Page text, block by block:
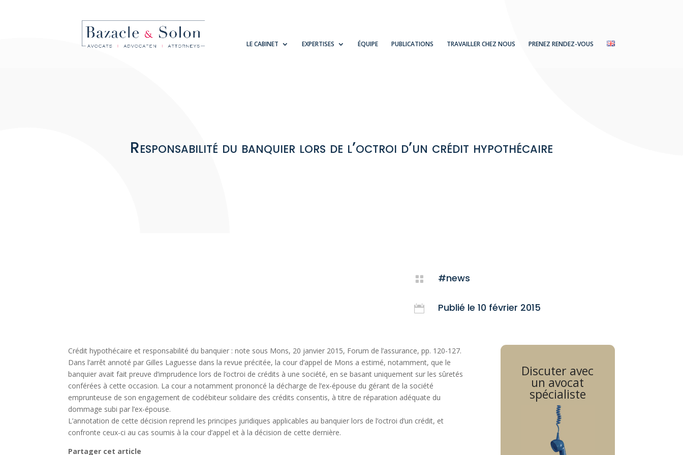
LE CABINET EXPERTISES ÉQUIPE PUBLICATIONS TRAVAILLER CHEZ NOUS PRENEZ RENDEZ-VOUS
Responsabilité du banquier lors de l’octroi d’un crédit hypothécaire
 #news
 Publié le 10 février 2015
Crédit hypothécaire et responsabilité du banquier : note sous Mons, 20 janvier 2015, Forum de l’assurance, pp. 120-127.
Dans l’arrêt annoté par Gilles Laguesse dans la revue précitée, la cour d’appel de Mons a estimé, notamment, que le
banquier avait fait preuve d’imprudence lors de l’octroi de crédits à une société, en se basant uniquement sur les sûretés
conférées à cette occasion. La cour a notamment prononcé la décharge de l’ex-épouse du gérant de la société
emprunteuse de son engagement de codébiteur solidaire des crédits consentis, à titre de réparation adéquate du
dommage subi par l’ex-épouse.
L’annotation de cette décision reprend les principes juridiques applicables au banquier lors de l’octroi d’un crédit, et
confronte ceux-ci au cas soumis à la cour d’appel et à la décision de cette dernière.
Partager cet article
Discuter avec
un avocat
spécialiste